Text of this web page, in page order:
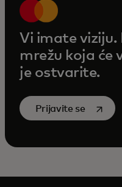
Vi imate
mrežu koja će
je ostvarite.
Prijavite se opens